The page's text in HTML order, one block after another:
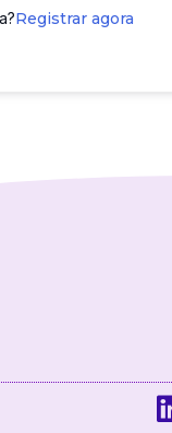
Registrar agora